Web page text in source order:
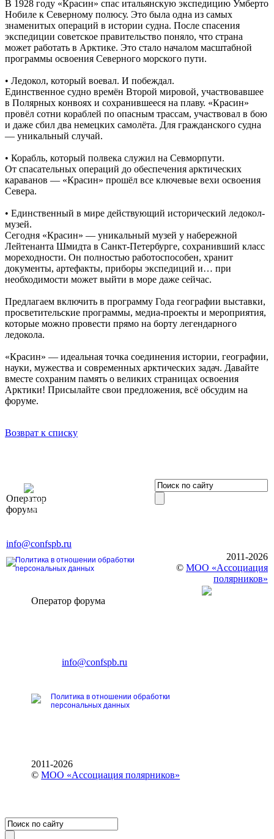
В 1928 году «Красин» спас итальянскую экспедицию Умберто
Нобиле к Северному полюсу. Это была одна из самых
знаменитых операций в истории судна. После спасения
экспедиции советское правительство поняло, что страна
может работать в Арктике. Это стало началом масштабной
программы освоения Северного морского пути.
• Ледокол, который воевал. И побеждал.
Единственное судно времён Второй мировой, участвовавшее
в Полярных конвоях и сохранившееся на плаву. «Красин»
провёл сотни кораблей по опасным трассам, участвовал в бою
и даже сбил два немецких самолёта. Для гражданского судна
— уникальный случай.
• Корабль, который полвека служил на Севморпути.
От спасательных операций до обеспечения арктических
караванов — «Красин» прошёл все ключевые вехи освоения
Севера.
• Единственный в мире действующий исторический ледокол-
музей.
Сегодня «Красин» — уникальный музей у набережной
Лейтенанта Шмидта в Санкт-Петербурге, сохранивший класс
мореходности. Он полностью работоспособен, хранит
документы, артефакты, приборы экспедиций и… при
необходимости может выйти в море даже сейчас.
Предлагаем включить в программу Года географии выставки,
просветительские программы, медиа-проекты и мероприятия,
которые можно провести прямо на борту легендарного
ледокола.
«Красин» — идеальная точка соединения истории, географии,
науки, мужества и современных арктических задач. Давайте
вместе сохраним память о великих страницах освоения
Арктики! Присылайте свои предложения, всё обсудим на
форуме.
Возврат к списку
Оператор
форума
Элит»
196191, г. Санкт-Петербург,
info@confspb.ru
Политика в отношении обработки
персональных данных
2011-2026
© МОО «Ассоциация
полярников»
Оператор форума
E-mail:info@confspb.ru
Политика в отношении обработки
персональных данных
2011-2026
©МОО «Ассоциация полярников»